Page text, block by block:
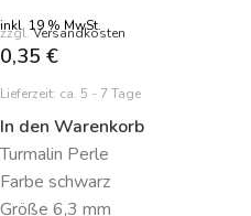
inkl. 19 % MwSt.
zzgl.Versandkosten
0,35 €
Lieferzeit: ca. 5 - 7 Tage
In den Warenkorb
Turmalin Perle
Farbe schwarz
Größe 6,3 mm